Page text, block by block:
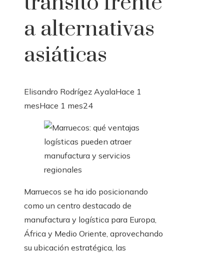
a alternativas
asiáticas
Elisandro Rodrígez AyalaHace 1
mesHace 1 mes24
Marruecos se ha ido posicionando
como un centro destacado de
manufactura y logística para Europa,
África y Medio Oriente, aprovechando
su ubicación estratégica, las